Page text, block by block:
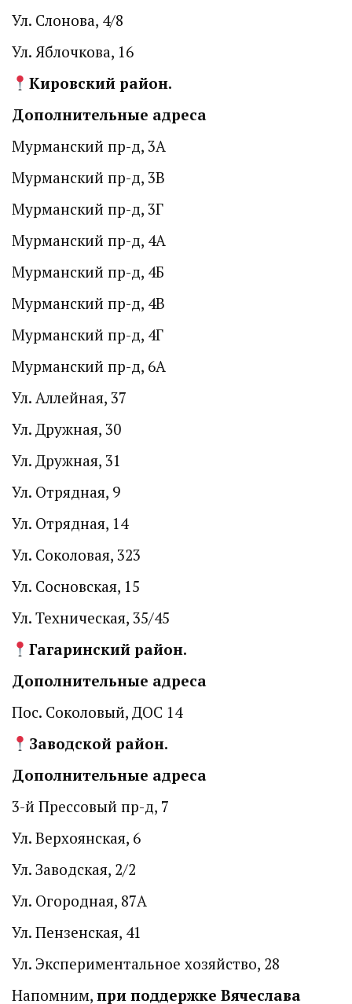
Ул. Слонова, 4/8
Ул. Яблочкова, 16
Кировский район.
Дополнительные адреса
Мурманский пр-д, 3А
Мурманский пр-д, 3В
Мурманский пр-д, 3Г
Мурманский пр-д, 4А
Мурманский пр-д, 4Б
Мурманский пр-д, 4В
Мурманский пр-д, 4Г
Мурманский пр-д, 6А
Ул. Аллейная, 37
Ул. Дружная, 30
Ул. Дружная, 31
Ул. Отрядная, 9
Ул. Отрядная, 14
Ул. Соколовая, 323
Ул. Сосновская, 15
Ул. Техническая, 35/45
Гагаринский район.
Дополнительные адреса
Пос. Соколовый, ДОС 14
Заводской район.
Дополнительные адреса
3-й Прессовый пр-д, 7
Ул. Верхоянская, 6
Ул. Заводская, 2/2
Ул. Огородная, 87А
Ул. Пензенская, 41
Ул. Экспериментальное хозяйство, 28
Напомним, при поддержке Вячеслава